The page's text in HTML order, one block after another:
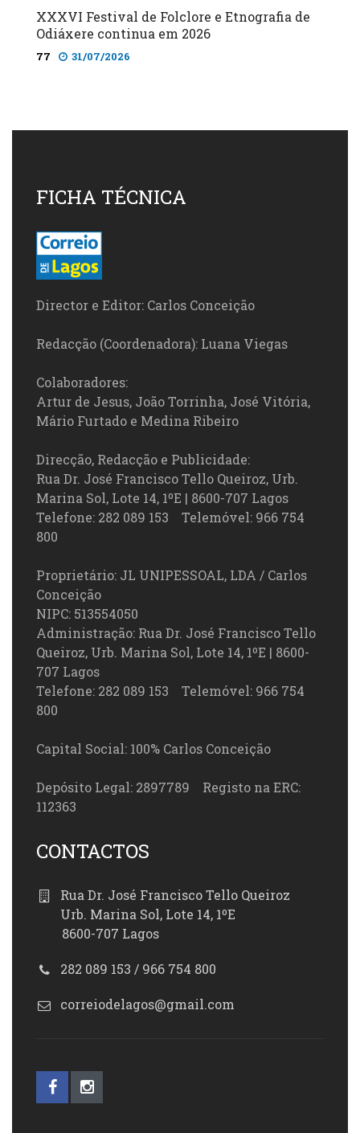
XXXVI Festival de Folclore e Etnografia de
Odiáxere continua em 2026
77 31/07/2026
FICHA TÉCNICA
Director e Editor: Carlos Conceição
Redacção (Coordenadora): Luana Viegas
Colaboradores:
Artur de Jesus, João Torrinha, José Vitória,
Mário Furtado e Medina Ribeiro
Direcção, Redacção e Publicidade:
Rua Dr. José Francisco Tello Queiroz, Urb.
Marina Sol, Lote 14, 1ºE | 8600-707 Lagos
Telefone: 282 089 153 Telemóvel: 966 754
800
Proprietário: JL UNIPESSOAL, LDA / Carlos
Conceição
NIPC: 513554050
Administração: Rua Dr. José Francisco Tello
Queiroz, Urb. Marina Sol, Lote 14, 1ºE | 8600-
707 Lagos
Telefone: 282 089 153 Telemóvel: 966 754
800
Capital Social: 100% Carlos Conceição
Depósito Legal: 2897789 Registo na ERC:
112363
CONTACTOS
Rua Dr. José Francisco Tello Queiroz
Urb. Marina Sol, Lote 14, 1ºE
8600-707 Lagos
282 089 153 / 966 754 800
correiodelagos@gmail.com